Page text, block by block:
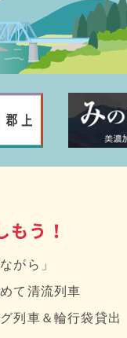
もう！
がら」
て清流列車
列車＆輪行袋貸出